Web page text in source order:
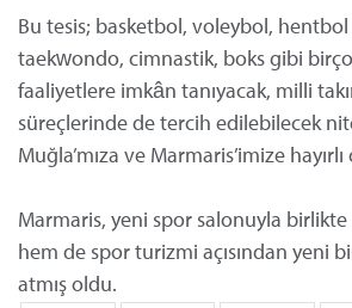
Bu tesis; basketbol, voleybol,
taekwondo, cimnastik, boks gibi
faaliyetlere imkân tanıyacak, milli
süreçlerinde de tercih edilebilecek
Muğla’mıza ve Marmaris’imize hayırlı
Marmaris, yeni spor salonuyla birlikte
hem de spor turizmi açısından yeni
atmış oldu.